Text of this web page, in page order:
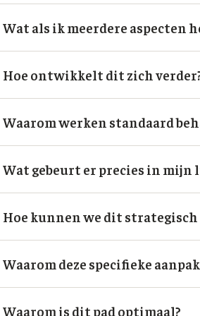
Wat als ik meerdere aspecten
Hoe ontwikkelt dit zich
Waarom werken standaard
Wat gebeurt er precies in mijn
Hoe kunnen we dit strategisch
Waarom deze specifieke
Waarom is dit pad optimaal?